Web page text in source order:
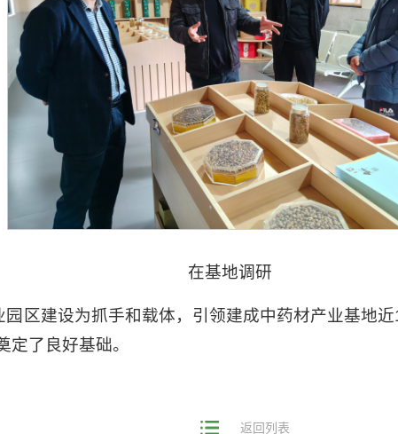
在基地调研
区建设为抓手和载体，引领建成中药材产业基地
了良好基础。
返回列表